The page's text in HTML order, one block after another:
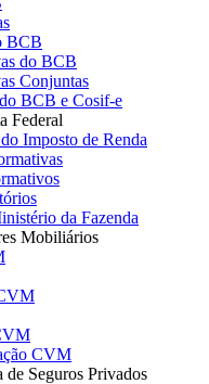
BCB
do BCB
Conjuntas
BCB e Cosif-e
Federal
Imposto de Renda
da Fazenda
Mobiliários
CVM
de Seguros Privados